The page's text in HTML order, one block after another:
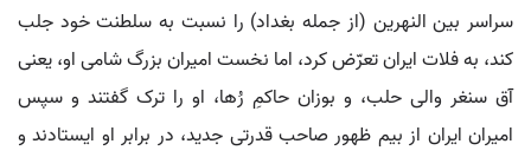
سراسر بین النهرین (از جمله بغداد) را نسبت به سلطنت خود جلب
کند، به فلات ایران تعرّض کرد، اما نخست امیران بزرگ شامی او، یعنی
آق سنغر والی حلب، و بوزان حاکمِ رُها، او را ترک گفتند و سپس
امیران ایران از بیم ظهور صاحب قدرتی جدید، در برابر او ایستادند و